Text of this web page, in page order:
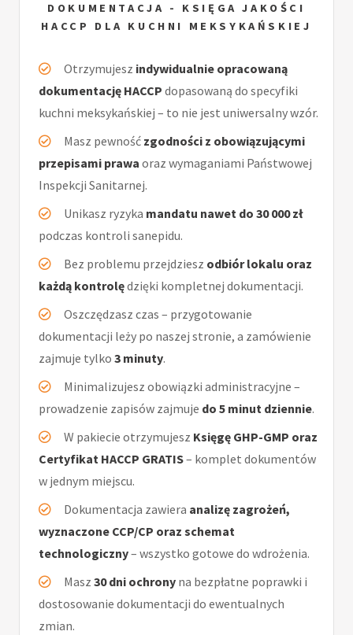
DOKUMENTACJA - KSIĘGA JAKOŚCI
HACCP DLA KUCHNI MEKSYKAŃSKIEJ
Otrzymujesz indywidualnie opracowaną
dokumentację HACCP dopasowaną do specyfiki
kuchni meksykańskiej – to nie jest uniwersalny wzór.
Masz pewność zgodności z obowiązującymi
przepisami prawa oraz wymaganiami Państwowej
Inspekcji Sanitarnej.
Unikasz ryzyka mandatu nawet do 30 000 zł
podczas kontroli sanepidu.
Bez problemu przejdziesz odbiór lokalu oraz
każdą kontrolędzięki kompletnej dokumentacji.
Oszczędzasz czas – przygotowanie
dokumentacji leży po naszej stronie, a zamówienie
zajmuje tylko 3 minuty.
Minimalizujesz obowiązki administracyjne –
prowadzenie zapisów zajmuje do 5 minut dziennie.
W pakiecie otrzymujesz Księgę GHP-GMP oraz
Certyfikat HACCP GRATIS– komplet dokumentów
w jednym miejscu.
Dokumentacja zawiera analizę zagrożeń,
wyznaczone CCP/CP oraz schemat
technologiczny– wszystko gotowe do wdrożenia.
Masz 30 dni ochrony na bezpłatne poprawki i
dostosowanie dokumentacji do ewentualnych
zmian.